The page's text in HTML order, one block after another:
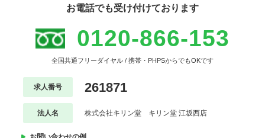
お電話でも受け付けております
0120-866-153
全国共通フリーダイヤル / 携帯・PHPSからでもOKです
求人番号 261871
法人名 株式会社キリン堂 キリン堂 江坂西店